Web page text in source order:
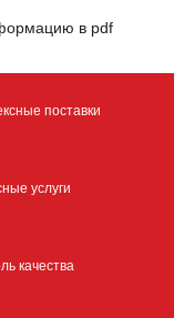
в pdf
поставки
услуги
качества